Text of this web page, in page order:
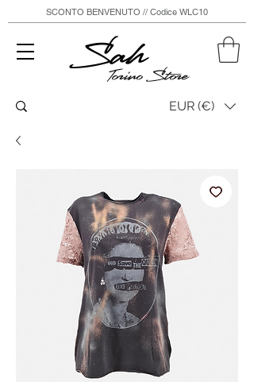
Sah
Torino Store
SCONTO BENVENUTO // Codice WLC10
EUR (€)